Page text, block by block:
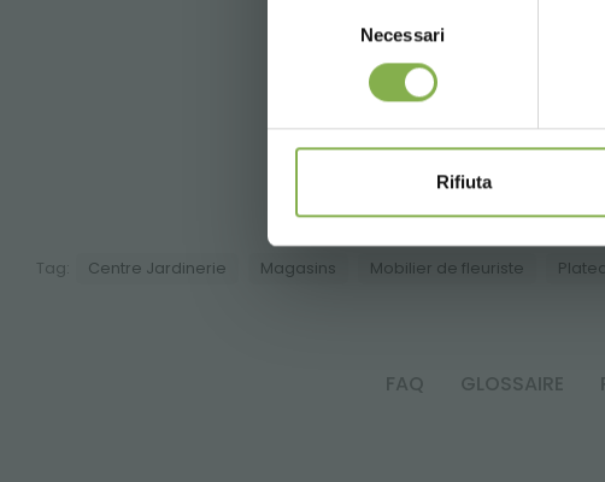
Necessari
RifiutaUne
Tag: Centre Jardinerie Magasins Mobilier de fleuriste
FAQ GLOSSAIRE